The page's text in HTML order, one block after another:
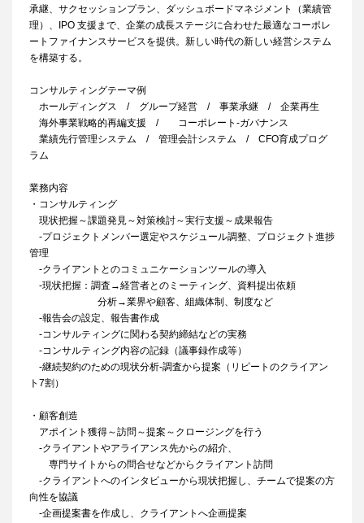
承継、サクセッションプラン、ダッシュボードマネジメント（業績管
理）、IPO 支援まで、企業の成長ステージに合わせた最適なコーポレ
ートファイナンスサービスを提供。新しい時代の新しい経営システム
を構築する。
コンサルティングテーマ例
ホールディングス / グループ経営 / 事業承継 / 企業再生
海外事業戦略的再編支援 / コーポレート‐ガバナンス
業績先行管理システム / 管理会計システム / CFO育成プログ
ラム
業務内容
・コンサルティング
現状把握～課題発見～対策検討～実行支援～成果報告
‐プロジェクトメンバー選定やスケジュール調整、プロジェクト進捗
管理
‐クライアントとのコミュニケーションツールの導入
‐現状把握：調査→経営者とのミーティング、資料提出依頼
分析→業界や顧客、組織体制、制度など
‐報告会の設定、報告書作成
‐コンサルティングに関わる契約締結などの実務
‐コンサルティング内容の記録（議事録作成等）
‐継続契約のための現状分析‐調査から提案（リピートのクライアン
ト7割）
・顧客創造
アポイント獲得～訪問～提案～クロージングを行う
‐クライアントやアライアンス先からの紹介、
専門サイトからの問合せなどからクライアント訪問
‐クライアントへのインタビューから現状把握し、チームで提案の方
向性を協議
‐企画提案書を作成し、クライアントへ企画提案